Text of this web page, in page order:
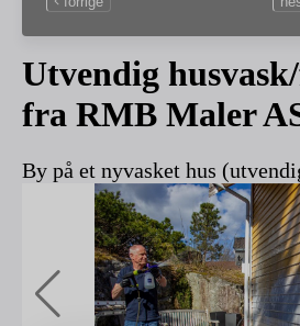
Utvendig
fra RMB Maler
By på et nyvasket hus